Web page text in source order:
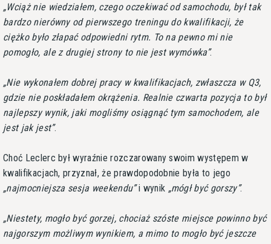
Wciąż nie wiedziałem, czego oczekiwać od samochodu, był tak
bardzo nierówny od pierwszego treningu do kwalifikacji, że
ciężko było złapać odpowiedni rytm. To na pewno mi nie
pomogło, ale z drugiej strony to nie jest wymówka .
Nie wykonałem dobrej pracy w kwalifikacjach, zwłaszcza w Q3,
gdzie nie poskładałem okrążenia. Realnie czwarta pozycja to był
najlepszy wynik, jaki mogliśmy osiągnąć tym samochodem, ale
jest jak jest .
Choć Leclerc był wyraźnie rozczarowany swoim występem w
kwalifikacjach, przyznał, że prawdopodobnie była to jego
najmocniejsza sesja weekendu i wynik mógł być gorszy .
Niestety, mogło być gorzej, chociaż szóste miejsce powinno być
najgorszym możliwym wynikiem, a mimo to mogło być jeszcze